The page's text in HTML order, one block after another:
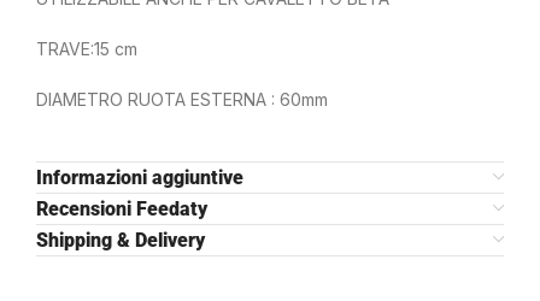
TRAVE:15 cm
DIAMETRO RUOTA ESTERNA : 60mm
Informazioni aggiuntive
Recensioni Feedaty
Shipping & Delivery